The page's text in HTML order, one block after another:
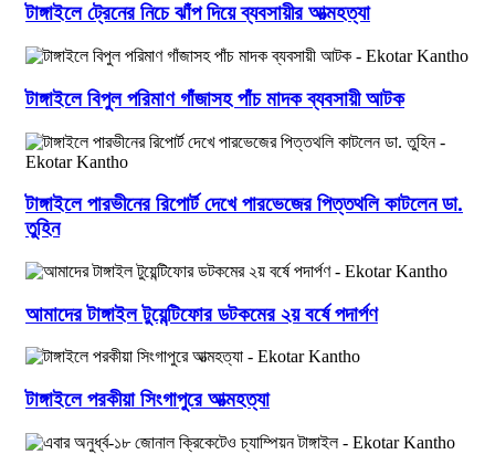
টাঙ্গাইলে ট্রেনের নিচে ঝাঁপ দিয়ে ব্যবসায়ীর আত্মহত্যা
টাঙ্গাইলে বিপুল পরিমাণ গাঁজাসহ পাঁচ মাদক ব্যবসায়ী আটক
টাঙ্গাইলে পারভীনের রিপোর্ট দেখে পারভেজের পিত্তথলি কাটলেন ডা.
তুহিন
আমাদের টাঙ্গাইল টুয়েন্টিফোর ডটকমের ২য় বর্ষে পদার্পণ
টাঙ্গাইলে পরকীয়া সিংগাপুরে আত্মহত্যা